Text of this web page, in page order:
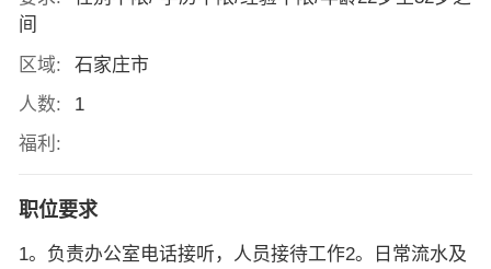
间
区域:
石家庄市
人数:
1
福利:
职位要求
1。负责办公室电话接听，人员接待工作2。日常流水及